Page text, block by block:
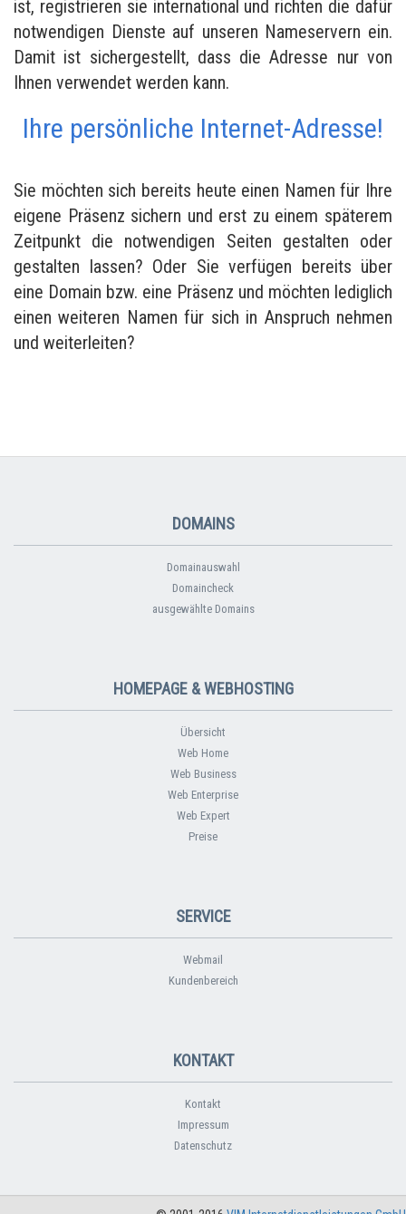
ist, registrieren sie international und richten die dafür
notwendigen Dienste auf unseren Nameservern ein.
Damit ist sichergestellt, dass die Adresse nur von
Ihnen verwendet werden kann.
Ihre persönliche Internet-Adresse!
Sie möchten sich bereits heute einen Namen für Ihre
eigene Präsenz sichern und erst zu einem späterem
Zeitpunkt die notwendigen Seiten gestalten oder
gestalten lassen? Oder Sie verfügen bereits über
eine Domain bzw. eine Präsenz und möchten lediglich
einen weiteren Namen für sich in Anspruch nehmen
und weiterleiten?
DOMAINS
Domainauswahl
Domaincheck
ausgewählte Domains
HOMEPAGE & WEBHOSTING
Übersicht
Web Home
Web Business
Web Enterprise
Web Expert
Preise
SERVICE
Webmail
Kundenbereich
KONTAKT
Kontakt
Impressum
Datenschutz